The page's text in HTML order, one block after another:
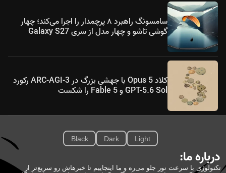
سامسونگ راهبرد ۸ پرچمدار را اجرا می‌کند؛ چهار
گوشی تاشو و چهار مدل از سری Galaxy S27
کلاد Opus 5 با جهشی بزرگ در ARC-AGI-3 رکورد
GPT-5.6 Sol و Fable 5 را شکست
Light
Dark
Black
درباره ما:
تکنولوژی با سرعت نور جلو می‌ره و ما اینجاییم تا خبرهاش رو سریع‌تر از